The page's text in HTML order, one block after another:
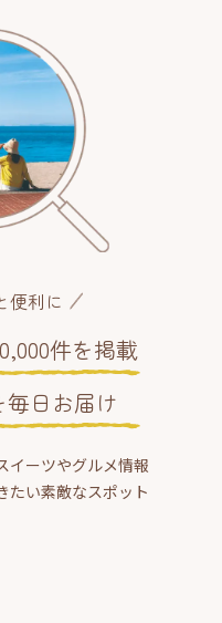
便利に
件を掲載
日お届け
イーツやグルメ情報
たい素敵なスポット